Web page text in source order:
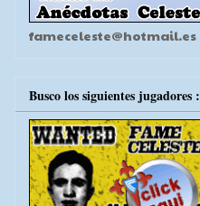
fameceleste@hotmail.es
Busco los siguientes jugadores :